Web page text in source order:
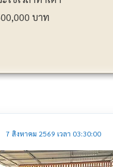
บาท
นธ์
7 สิงหาคม 2569 เวลา 03:30:00